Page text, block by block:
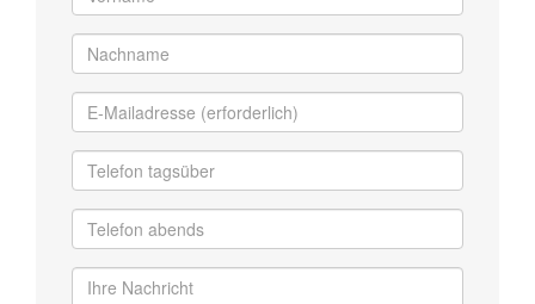
Nachname
Mailadresse
(erforderlich)
Telefon
tagsüber
Telefon
abends
Ihre